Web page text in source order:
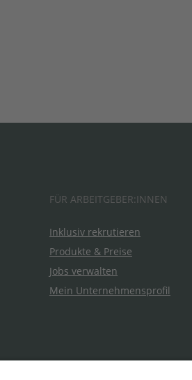
FÜR ARBEITGEBER:INNEN
Inklusiv rekrutieren
Produkte & Preise
Jobs verwalten
Mein Unternehmensprofil